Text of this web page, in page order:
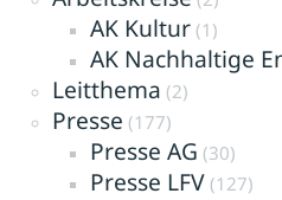
AK Kultur (1)
AK Nachhaltige
Leitthema (2)
Presse (177)
Presse AG (30)
Presse LFV (127)